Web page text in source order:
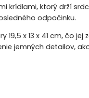
krídlami, ktorý drží
odpočinku.
19,5 x 13 x 41 cm, čo
jemných detailov,